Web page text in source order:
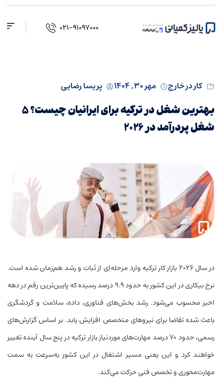
۰۲۱-۹۱۰۹۷۰۰۰
کار در خارج مهر ۳۰, ۱۴۰۴ پریسا رضایی
بهترین شغل‌ در ترکیه برای ایرانیان چیست؟ ۵
شغل پردرآمد در ۲۰۲۶
در سال ۲۰۲۶ بازار کار ترکیه وارد مرحله‌ای از ثبات و رشد هم‌زمان شده است.
نرخ بیکاری در این کشور به حدود ۹.۹ درصد رسیده که پایین‌ترین رقم در دهه
اخیر محسوب می‌شود. رشد بخش‌های فناوری، داده، سلامت و گردشگری
باعث شده تقاضا برای نیروهای متخصص افزایش یابد. بر اساس گزارش‌های
رسمی، حدود ۷۰ درصد مهارت‌های موردنیاز بازار ترکیه در پنج سال آینده تغییر
خواهند کرد و این یعنی مسیر اشتغال در این کشور به‌سرعت به سمت
مهارت‌محوری و تخصص فنی حرکت می‌کند.